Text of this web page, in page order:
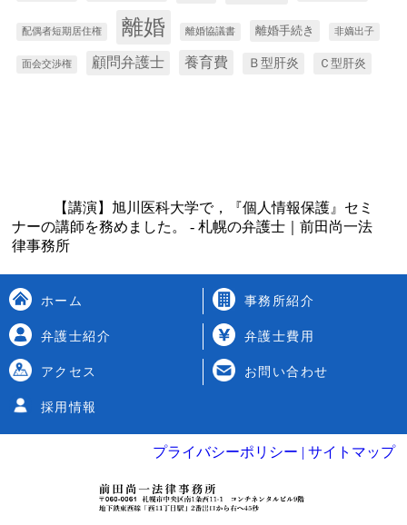
配偶者短期居住権 離婚 離婚協議書 離婚手続き 非嫡出子
面会交渉権 顧問弁護士 養育費 Ｂ型肝炎 Ｃ型肝炎
【講演】旭川医科大学で，『個人情報保護』セミ
ナーの講師を務めました。 - 札幌の弁護士｜前田尚一法
律事務所
ホーム 事務所紹介
弁護士紹介 弁護士費用
アクセス お問い合わせ
採用情報
プライバシーポリシー | サイトマップ